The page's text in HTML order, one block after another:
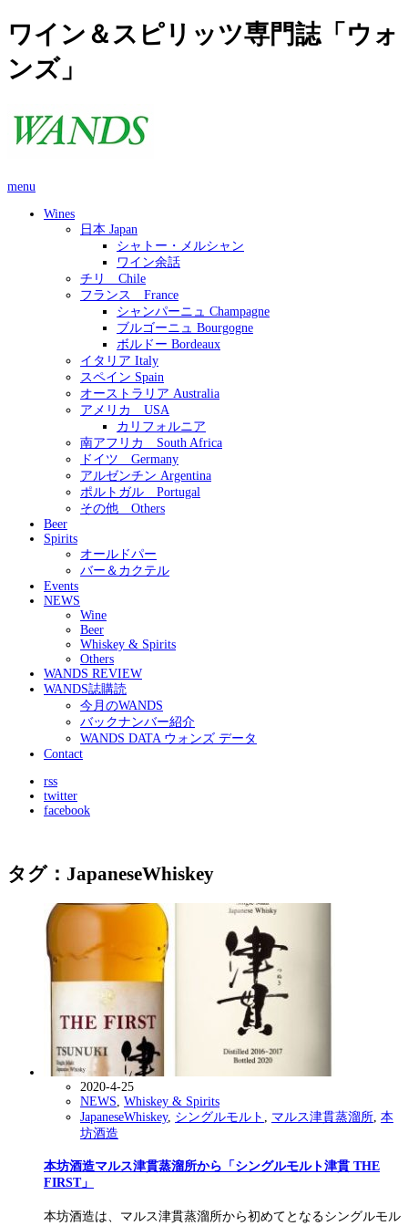
ワイン＆スピリッツ専門誌「ウォ
ンズ」
menu
Wines
日本 Japan
シャトー・メルシャン
ワイン余話
チリ Chile
フランス France
シャンパーニュ Champagne
ブルゴーニュ Bourgogne
ボルドー Bordeaux
イタリア Italy
スペイン Spain
オーストラリア Australia
アメリカ USA
カリフォルニア
南アフリカ South Africa
ドイツ Germany
アルゼンチン Argentina
ポルトガル Portugal
その他 Others
Beer
Spirits
オールドパー
バー＆カクテル
Events
NEWS
Wine
Beer
Whiskey & Spirits
Others
WANDS REVIEW
WANDS誌購読
今月のWANDS
バックナンバー紹介
WANDS DATA ウォンズ データ
Contact
rss
twitter
facebook
タグ：JapaneseWhiskey
2020-4-25
NEWS Whiskey & Spirits
JapaneseWhiskey, シングルモルト マルス津貫蒸溜所 本
坊酒造
本坊酒造マルス津貫蒸溜所から「シングルモルト津貫 THE
FIRST」
本坊酒造は、マルス津貫蒸溜所から初めてとなるシングルモル